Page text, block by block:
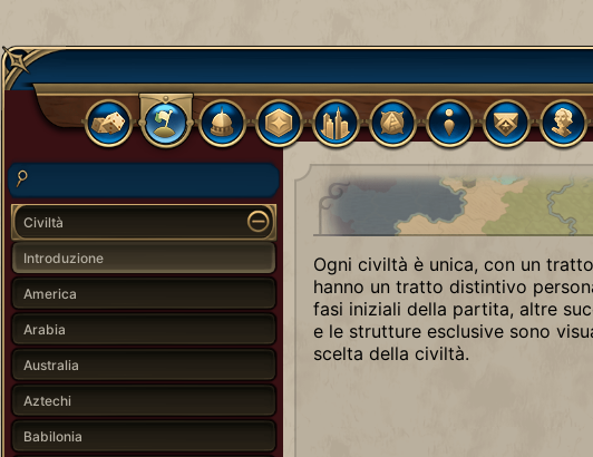
Civiltà
Introduzione
America
Arabia
Australia
Aztechi
Babilonia
Ogni civiltà è unica, con un
hanno un tratto distintivo
fasi iniziali della partita, altre
e le strutture esclusive sono
scelta della civiltà.